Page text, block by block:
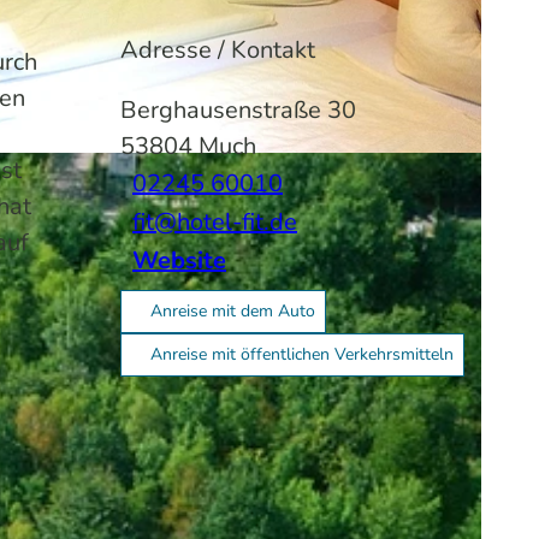
Adresse / Kontakt
Berghausenstraße 30
53804Much
02245 60010
fit@hotel-fit.de
Website
Anreise mit dem Auto
Anreise mit öffentlichen Verkehrsmitteln